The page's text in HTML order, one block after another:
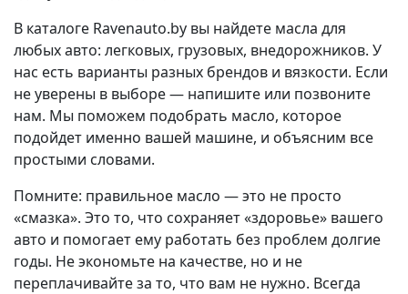
В каталоге Ravenauto.by вы найдете масла для
любых авто: легковых, грузовых, внедорожников. У
нас есть варианты разных брендов и вязкости. Если
не уверены в выборе — напишите или позвоните
нам. Мы поможем подобрать масло, которое
подойдет именно вашей машине, и объясним все
простыми словами.
Помните: правильное масло — это не просто
«смазка». Это то, что сохраняет «здоровье» вашего
авто и помогает ему работать без проблем долгие
годы. Не экономьте на качестве, но и не
переплачивайте за то, что вам не нужно. Всегда